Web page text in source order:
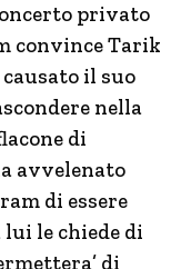
privato
convince Tarik
il suo
nella
di
avvelenato
di essere
le chiede di
di